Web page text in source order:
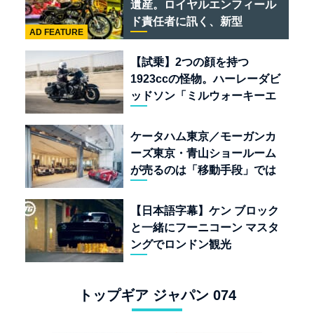
遺産。ロイヤルエンフィール
ド責任者に訊く、新型
「BULLET 650」と“時間の
質”を愛する理由
AD FEATURE
【試乗】2つの顔を持つ
1923ccの怪物。ハーレーダビ
ッドソン「ミルウォーキーエ
ケータハム東京／モーガンカ
ーズ東京・青山ショールーム
が売るのは「移動手段」では
【日本語字幕】ケン ブロック
と一緒にフーニコーン マスタ
ングでロンドン観光
トップギア ジャパン 074